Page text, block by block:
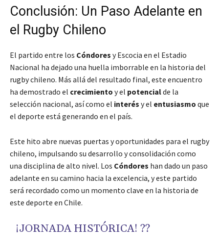
Conclusión: Un Paso Adelante en
el Rugby Chileno
El partido entre los Cóndores y Escocia en el Estadio
Nacional ha dejado una huella imborrable en la historia del
rugby chileno. Más allá del resultado final, este encuentro
ha demostrado el crecimiento y el potencialde la
selección nacional, así como el interés y el entusiasmo que
el deporte está generando en el país.
Este hito abre nuevas puertas y oportunidades para el rugby
chileno, impulsando su desarrollo y consolidación como
una disciplina de alto nivel. Los Cóndores han dado un paso
adelante en su camino hacia la excelencia, y este partido
será recordado como un momento clave en la historia de
este deporte en Chile.
¡JORNADA HISTÓRICA! ??